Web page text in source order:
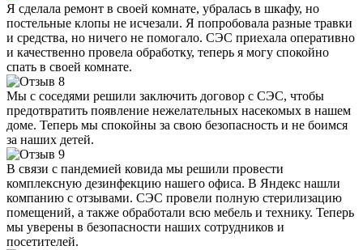
Я сделала ремонт в своей комнате, убралась в шкафу, но
постельные клопы не исчезали. Я попробовала разные травки
и средства, но ничего не помогало. СЭС приехала оперативно
и качественно провела обработку, теперь я могу спокойно
спать в своей комнате.
Мы с соседями решили заключить договор с СЭС, чтобы
предотвратить появление нежелательных насекомых в нашем
доме. Теперь мы спокойны за свою безопасность и не боимся
за наших детей.
В связи с пандемией ковида мы решили провести
комплексную дезинфекцию нашего офиса. В Яндекс нашли
компанию с отзывами. СЭС провели полную стерилизацию
помещений, а также обработали всю мебель и технику. Теперь
мы уверены в безопасности наших сотрудников и
посетителей.